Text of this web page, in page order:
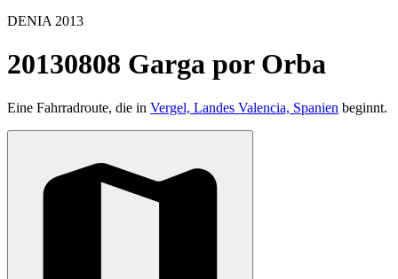
DENIA 2013
20130808 Garga por Orba
Eine Fahrradroute, die in Vergel, Landes Valencia, Spanien beginnt.